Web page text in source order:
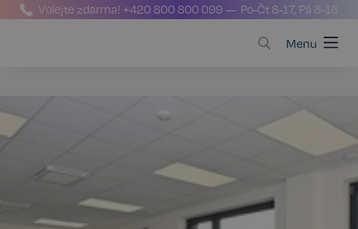
Volejte zdarma!+420 800 800 099 — Po-Čt 8-17, Pá 8-16
Menu